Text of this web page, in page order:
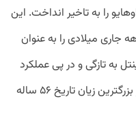
را به تاخیر انداخت. این
سال ۲۰۲۵، پایان دهه جاری میلادی را به عنوان
به تازگی و در پی عملکرد
ضعیف خود در عصر هوش مصنوعی از بزرگترین زیان تاریخ ۵۶ ساله